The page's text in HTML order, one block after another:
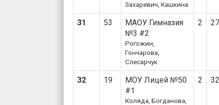
Захаревич, Кашкина
31 53
МАОУ Гимназия
№3 #2
Рогожин,
Гончарова,
Слесарчук
2 27
32 19
МОУ Лицей №50
#1
Коляда, Богданова,
2 32